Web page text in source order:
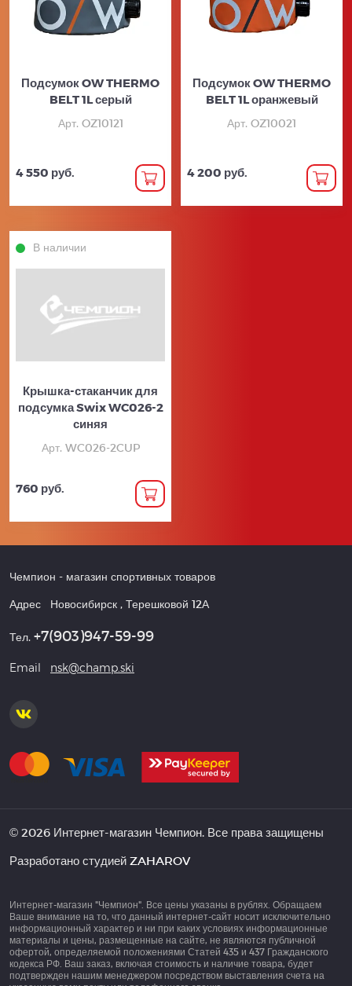
Подсумок OW THERMO
BELT 1L серый
Арт. OZ10121
4 550 руб.
Подсумок OW THERMO
BELT 1L оранжевый
Арт. OZ10021
4 200 руб.
В наличии
Крышка-стаканчик для
подсумка Swix WC026-2
синяя
Арт. WC026-2CUP
760 руб.
Чемпион - магазин спортивных товаров
Адрес Новосибирск , Терешковой 12А
Тел. +7(903)947-59-99
Email nsk@champ.ski
© 2026 Интернет-магазин Чемпион. Все права защищены
Разработано студией ZAHAROV
Интернет-магазин "Чемпион". Все цены указаны в рублях. Обращаем
Ваше внимание на то, что данный интернет-сайт носит исключительно
информационный характер и ни при каких условиях информационные
материалы и цены, размещенные на сайте, не являются публичной
офертой, определяемой положениями Статей 435 и 437 Гражданского
кодекса РФ. Ваш заказ, включая стоимость и наличие товара, будет
подтвержден нашим менеджером посредством выставления счета на